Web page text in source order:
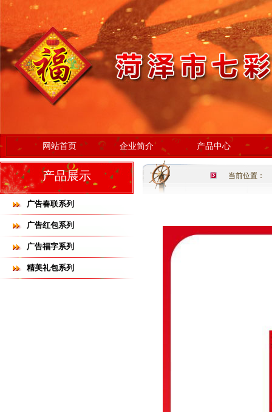
网站首页 企业简介 产品中心
产品展示
广告春联系列
广告红包系列
广告福字系列
精美礼包系列
当前位置：